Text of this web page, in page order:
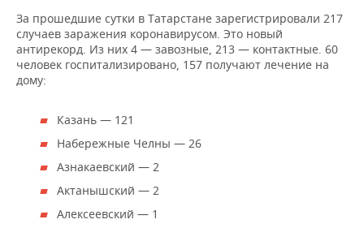
ТЕЛЕКОММУНИКАЦИИ
БИЗНЕС-БРАНЧИ
ONLINE-КОНФЕРЕНЦИИ
ФУТБОЛ
ХОККЕЙ
КИБЕРСПОРТ
ФИГУРНОЕ КАТАНИЕ
НОВОСТИ ОБЩЕСТВА
ВЛАСТЬ
КУЛЬТУРА
МЕДИЦИНА
ФОТОГАЛЕРЕЯ
СЮЖЕТЫ
СПИСОК КОМПАНИЙ
За прошедшие сутки в Татарстане зарегистрировали 217
случаев заражения коронавирусом. Это новый
антирекорд. Из них 4 — завозные, 213 — контактные. 60
человек госпитализировано, 157 получают лечение на
дому:
Казань — 121
Набережные Челны — 26
Азнакаевский — 2
Актанышский — 2
Алексеевский — 1